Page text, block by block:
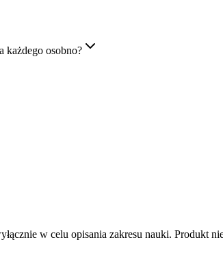
każdego osobno?
w celu opisania zakresu nauki. Produkt